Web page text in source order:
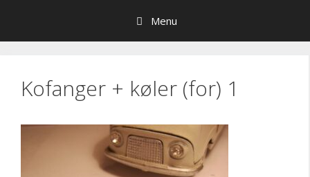
indhold
Menu
Kofanger + køler (for) 1